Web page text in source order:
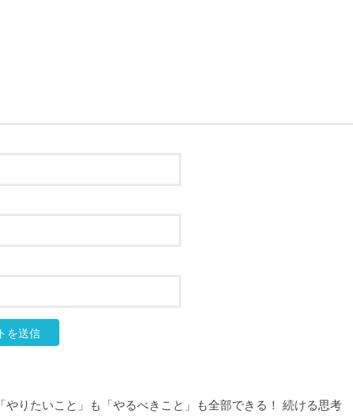
「やりたいこと」も「やるべきこと」も全部できる！ 続ける思考